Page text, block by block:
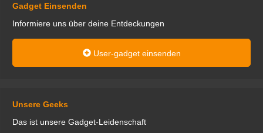
Gadget Einsenden
Informiere uns über deine Entdeckungen
User-gadget einsenden
Unsere Geeks
Das ist unsere Gadget-Leidenschaft